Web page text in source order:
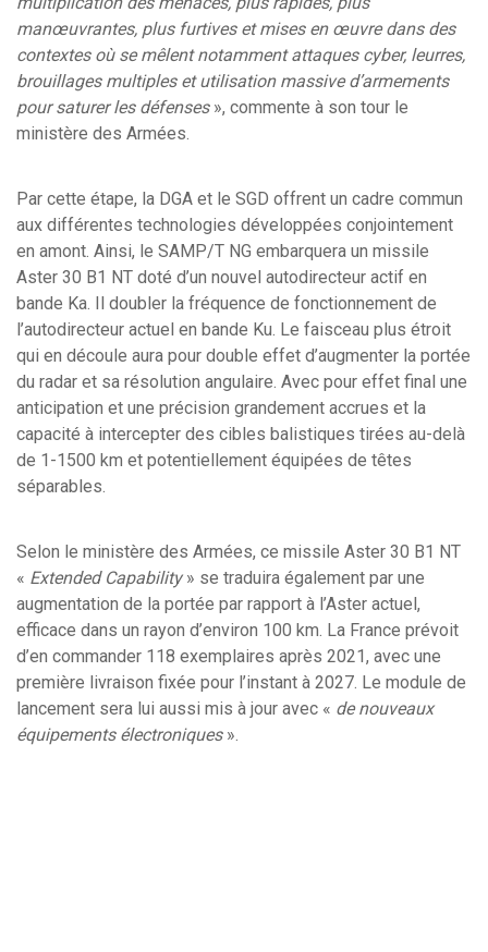
manœuvrantes, plus furtives et mises en œuvre dans des
contextes où se mêlent notamment attaques cyber, leurres,
brouillages multiples et utilisation massive d’armements
pour saturer les défenses», commente à son tour le
ministère des Armées.
Par cette étape, la DGA et le SGD offrent un cadre commun
aux différentes technologies développées conjointement
en amont. Ainsi, le SAMP/T NG embarquera un missile
Aster 30 B1 NT doté d’un nouvel autodirecteur actif en
bande Ka. Il doubler la fréquence de fonctionnement de
l’autodirecteur actuel en bande Ku. Le faisceau plus étroit
qui en découle aura pour double effet d’augmenter la portée
du radar et sa résolution angulaire. Avec pour effet final une
anticipation et une précision grandement accrues et la
capacité à intercepter des cibles balistiques tirées au-delà
de 1-1500 km et potentiellement équipées de têtes
séparables.
Selon le ministère des Armées, ce missile Aster 30 B1 NT
« Extended Capability» se traduira également par une
augmentation de la portée par rapport à l’Aster actuel,
efficace dans un rayon d’environ 100 km. La France prévoit
d’en commander 118 exemplaires après 2021, avec une
première livraison fixée pour l’instant à 2027. Le module de
lancement sera lui aussi mis à jour avec « de nouveaux
équipements électroniques».